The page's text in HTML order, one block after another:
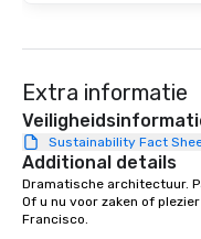
Extra informatie
Sustainability Fact
Additional details
Dramatische architectuur.
Of u nu voor zaken of
Francisco.